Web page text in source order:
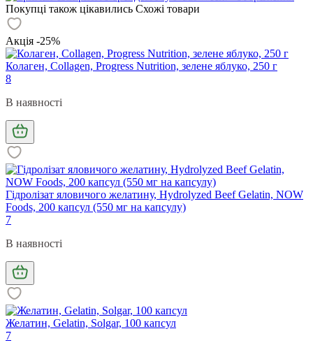
Покупці також цікавились Схожі товари
Акція -25%
Колаген, Collagen, Progress Nutrition, зелене яблуко, 250 г
8
В наявності
Гідролізат яловичого желатину, Hydrolyzed Beef Gelatin, NOW
Foods, 200 капсул (550 мг на капсулу)
7
В наявності
Желатин, Gelatin, Solgar, 100 капсул
7